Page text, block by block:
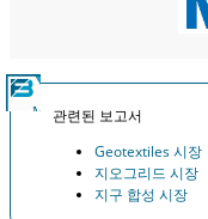
관련된 보고서
Geotextiles 시장
지오그리드 시장
지구 합성 시장